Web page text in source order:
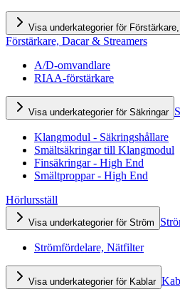
Visa underkategorier för
Förstärkare, Dacar & Streamers
A/D-omvandlare
RIAA-förstärkare
Visa underkategorier för Säkringar
Klangmodul - Säkringshållare
Smältsäkringar till Klangmodul
Finsäkringar - High End
Smältproppar - High End
Hörlursställ
Visa underkategorier för Ström
Strömfördelare, Nätfilter
Visa underkategorier för Kablar